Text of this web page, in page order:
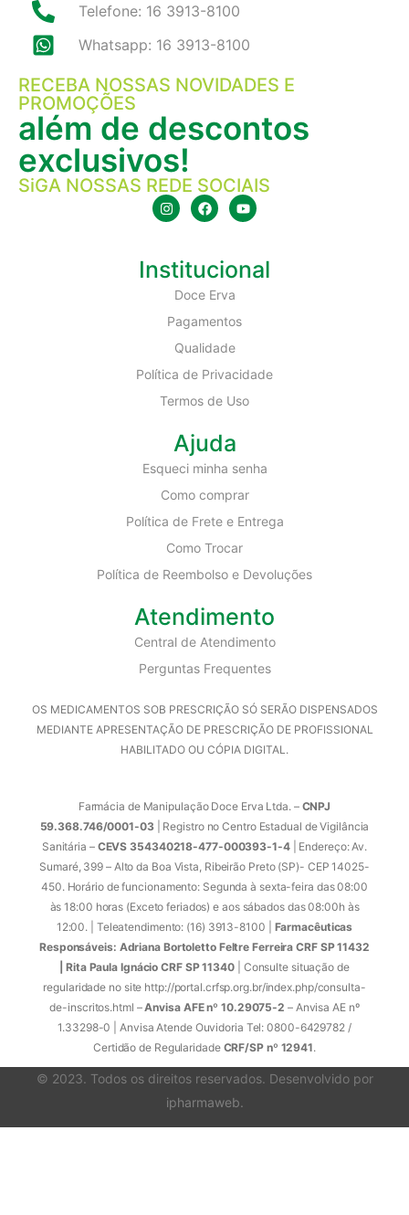
Telefone: 16 3913-8100
Whatsapp: 16 3913-8100
RECEBA NOSSAS NOVIDADES E
PROMOÇÕES
além de descontos
exclusivos!
SiGA NOSSAS REDE SOCIAIS
Institucional
Doce Erva
Pagamentos
Qualidade
Política de Privacidade
Termos de Uso
Ajuda
Esqueci minha senha
Como comprar
Política de Frete e Entrega
Como Trocar
Política de Reembolso e Devoluções
Atendimento
Central de Atendimento
Perguntas Frequentes
OS MEDICAMENTOS SOB PRESCRIÇÃO SÓ SERÃO DISPENSADOS
MEDIANTE APRESENTAÇÃO DE PRESCRIÇÃO DE PROFISSIONAL
HABILITADO OU CÓPIA DIGITAL.
Farmácia de Manipulação Doce Erva Ltda. – CNPJ
59.368.746/0001-03| Registro no Centro Estadual de Vigilância
Sanitária –CEVS 354340218-477-000393-1-4| Endereço: Av.
Sumaré, 399 – Alto da Boa Vista, Ribeirão Preto (SP)- CEP 14025-
450. Horário de funcionamento: Segunda à sexta-feira das 08:00
às 18:00 horas (Exceto feriados) e aos sábados das 08:00h às
12:00. | Teleatendimento: (16) 3913-8100 | Farmacêuticas
Responsáveis: Adriana Bortoletto Feltre Ferreira CRF SP 11432
| Rita Paula Ignácio CRF SP 11340 | Consulte situação de
regularidade no site http://portal.crfsp.org.br/index.php/consulta-
de-inscritos.html –Anvisa AFE nº 10.29075-2 – Anvisa AE nº
1.33298-0 | Anvisa Atende Ouvidoria Tel: 0800-6429782 /
Certidão de Regularidade CRF/SP nº 12941.
© 2023. Todos os direitos reservados. Desenvolvido por
ipharmaweb.